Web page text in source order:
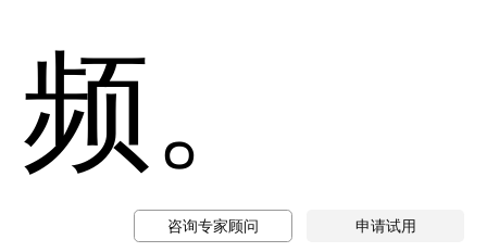
频。
咨询专家顾问 申请试用